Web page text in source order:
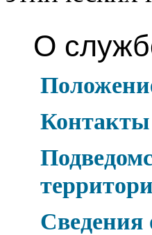
О
Контакты
Сведения